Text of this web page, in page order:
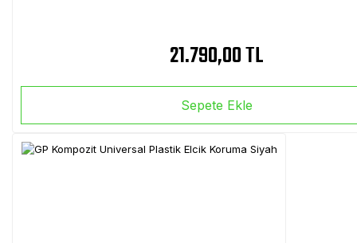
21.790,00 TL
Sepete Ekle